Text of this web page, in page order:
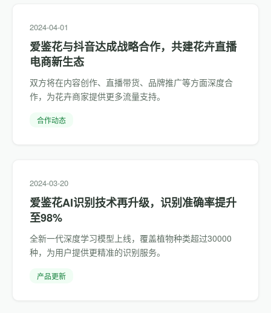
2024-04-01
爱鉴花与抖音达成战略合作，共建花卉直播
电商新生态
双方将在内容创作、直播带货、品牌推广等方面深度合
作，为花卉商家提供更多流量支持。
合作动态
2024-03-20
爱鉴花AI识别技术再升级，识别准确率提升
至98%
全新一代深度学习模型上线，覆盖植物种类超过30000
种，为用户提供更精准的识别服务。
产品更新